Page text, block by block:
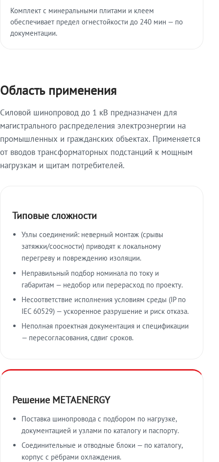
Комплект с минеральными плитами и клеем
обеспечивает предел огнестойкости до 240 мин — по
документации.
Область применения
Силовой шинопровод до 1 кВ предназначен для
магистрального распределения электроэнергии на
промышленных и гражданских объектах. Применяется
от вводов трансформаторных подстанций к мощным
нагрузкам и щитам потребителей.
Типовые сложности
Узлы соединений: неверный монтаж (срывы
затяжки/соосности) приводят к локальному
перегреву и повреждению изоляции.
Неправильный подбор номинала по току и
габаритам — недобор или перерасход по проекту.
Несоответствие исполнения условиям среды (IP по
IEC 60529) — ускоренное разрушение и риск отказа.
Неполная проектная документация и спецификации
— пересогласования, сдвиг сроков.
Решение METAENERGY
Поставка шинопровода с подбором по нагрузке,
документацией и узлами по каталогу и паспорту.
Соединительные и отводные блоки — по каталогу,
корпус с рёбрами охлаждения.